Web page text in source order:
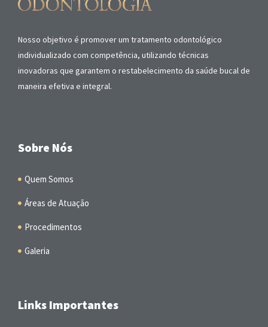
Nosso objetivo é promover um tratamento odontológico
individualizado com competência, utilizando técnicas
inovadoras que garantem o restabelecimento da saúde bucal de
maneira efetiva e integral.
Sobre Nós
Quem Somos
Áreas de Atuação
Procedimentos
Galeria
Links Importantes